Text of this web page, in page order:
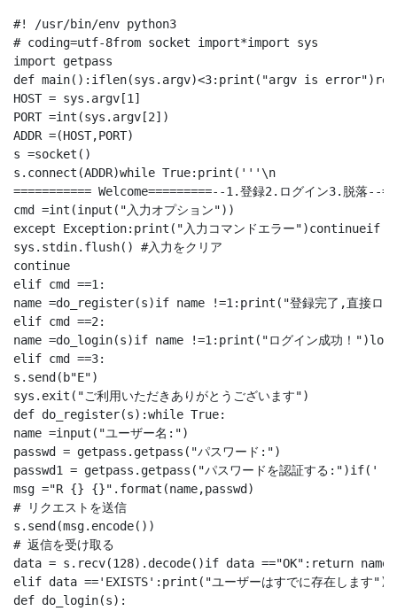
#! /usr/bin/env python3
# coding=utf-8from socket import*import sys
import getpass
def main():iflen(sys.argv)<3:print("argv is
HOST = sys.argv[1]
PORT =int(sys.argv[2])
ADDR =(HOST,PORT)
s =socket()
s.connect(ADDR)while True:print('''\n
=========== Welcome=========--1.登録2.ログイン3.脱落--
cmd =int(input("入力オプション"))
except Exception:print("入力コマンドエラー")continueif
sys.stdin.flush() #入力をクリア
continue
elif cmd ==1:
name =do_register(s)if name !=1:print("登録完了,直接ロ
elif cmd ==2:
name =do_login(s)if name !=1:print("ログイン成功！
elif cmd ==3:
s.send(b"E")
sys.exit("ご利用いただきありがとうございます")
def do_register(s):while True:
name =input("ユーザー名:")
passwd = getpass.getpass("パスワード:")
passwd1 = getpass.getpass("パスワードを認証する:")if('
msg ="R {} {}".format(name,passwd)
# リクエストを送信
s.send(msg.encode())
# 返信を受け取る
data = s.recv(128).decode()if data =="OK":return name
elif data =='EXISTS':print("ユーザーはすでに存在します
def do_login(s):